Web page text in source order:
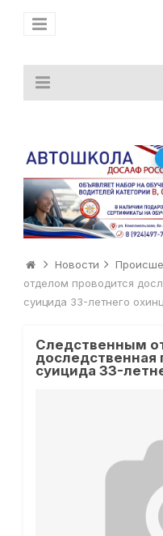
Новости
отделом проводится
суицида 33-летнего
Следственным
доследственная
суицида 33-